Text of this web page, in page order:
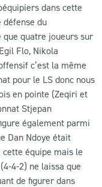
dans cette
défense du
que quatre joueurs sur
Flo, Nikola
c’est la même
pour le LS donc nous
en pointe (Zeqiri et
Stjepan
également parmi
Dan Ndoye était
équipe mais le
4-2) ne laissa que
de figurer dans